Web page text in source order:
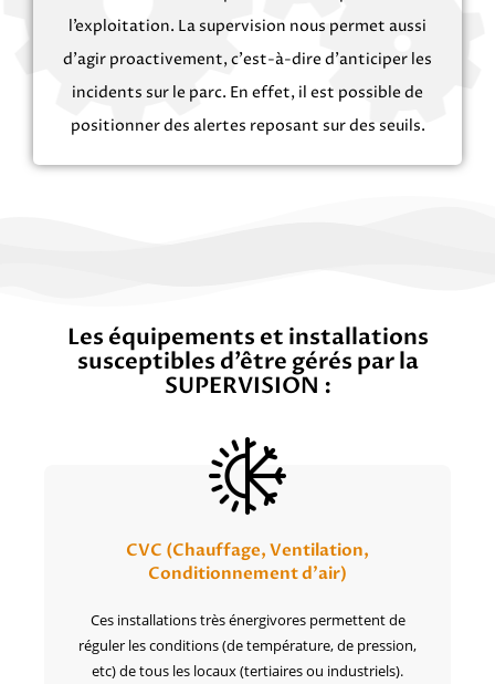
l’exploitation. La supervision nous permet aussi
d'agir proactivement, c'est-à-dire d'anticiper les
incidents sur le parc. En effet, il est possible de
positionner des alertes reposant sur des seuils.
Les équipements et installations
susceptibles d’être gérés par la
SUPERVISION :
CVC (Chauffage, Ventilation,
Conditionnement d'air)
Ces installations très énergivores permettent de
réguler les conditions (de température, de pression,
etc) de tous les locaux (tertiaires ou industriels).